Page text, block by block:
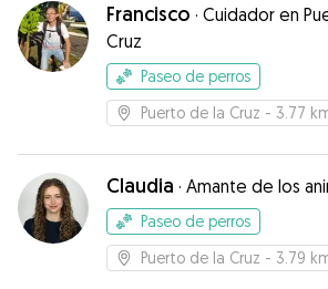
Francisco · Cuidador en
Cruz
Paseo de perros
Puerto de la Cruz - 3.77
Claudia · Amante de los
Paseo de perros
Puerto de la Cruz - 3.79